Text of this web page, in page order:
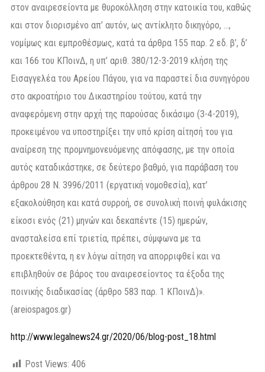
στον αναιρεσείοντα με θυροκόλληση στην κατοικία του, καθώς
και στον διορισμένο απ’ αυτόν, ως αντίκλητο δικηγόρο, …,
νομίμως και εμπροθέσμως, κατά τα άρθρα 155 παρ. 2 εδ. β’, δ’
και 166 του ΚΠοινΔ, η υπ’ αριθ. 380/12-3-2019 κλήση της
Εισαγγελέα του Αρείου Πάγου, για να παραστεί δια συνηγόρου
στο ακροατήριο του Δικαστηρίου τούτου, κατά την
αναφερόμενη στην αρχή της παρούσας δικάσιμο (3-4-2019),
προκειμένου να υποστηρίξει την υπό κρίση αίτησή του για
αναίρεση της προμνημονευόμενης απόφασης, με την οποία
αυτός καταδικάστηκε, σε δεύτερο βαθμό, για παράβαση του
άρθρου 28 Ν. 3996/2011 (εργατική νομοθεσία), κατ’
εξακολούθηση και κατά συρροή, σε συνολική ποινή φυλάκισης
είκοσι ενός (21) μηνών και δεκαπέντε (15) ημερών,
ανασταλείσα επί τριετία, πρέπει, σύμφωνα με τα
προεκτεθέντα, η εν λόγω αίτηση να απορριφθεί και να
επιβληθούν σε βάρος του αναιρεσείοντος τα έξοδα της
ποινικής διαδικασίας (άρθρο 583 παρ. 1 ΚΠοινΔ)».
(areiospagos.gr)
http://www.legalnews24.gr/2020/06/blog-post_18.html
Post Views: 406